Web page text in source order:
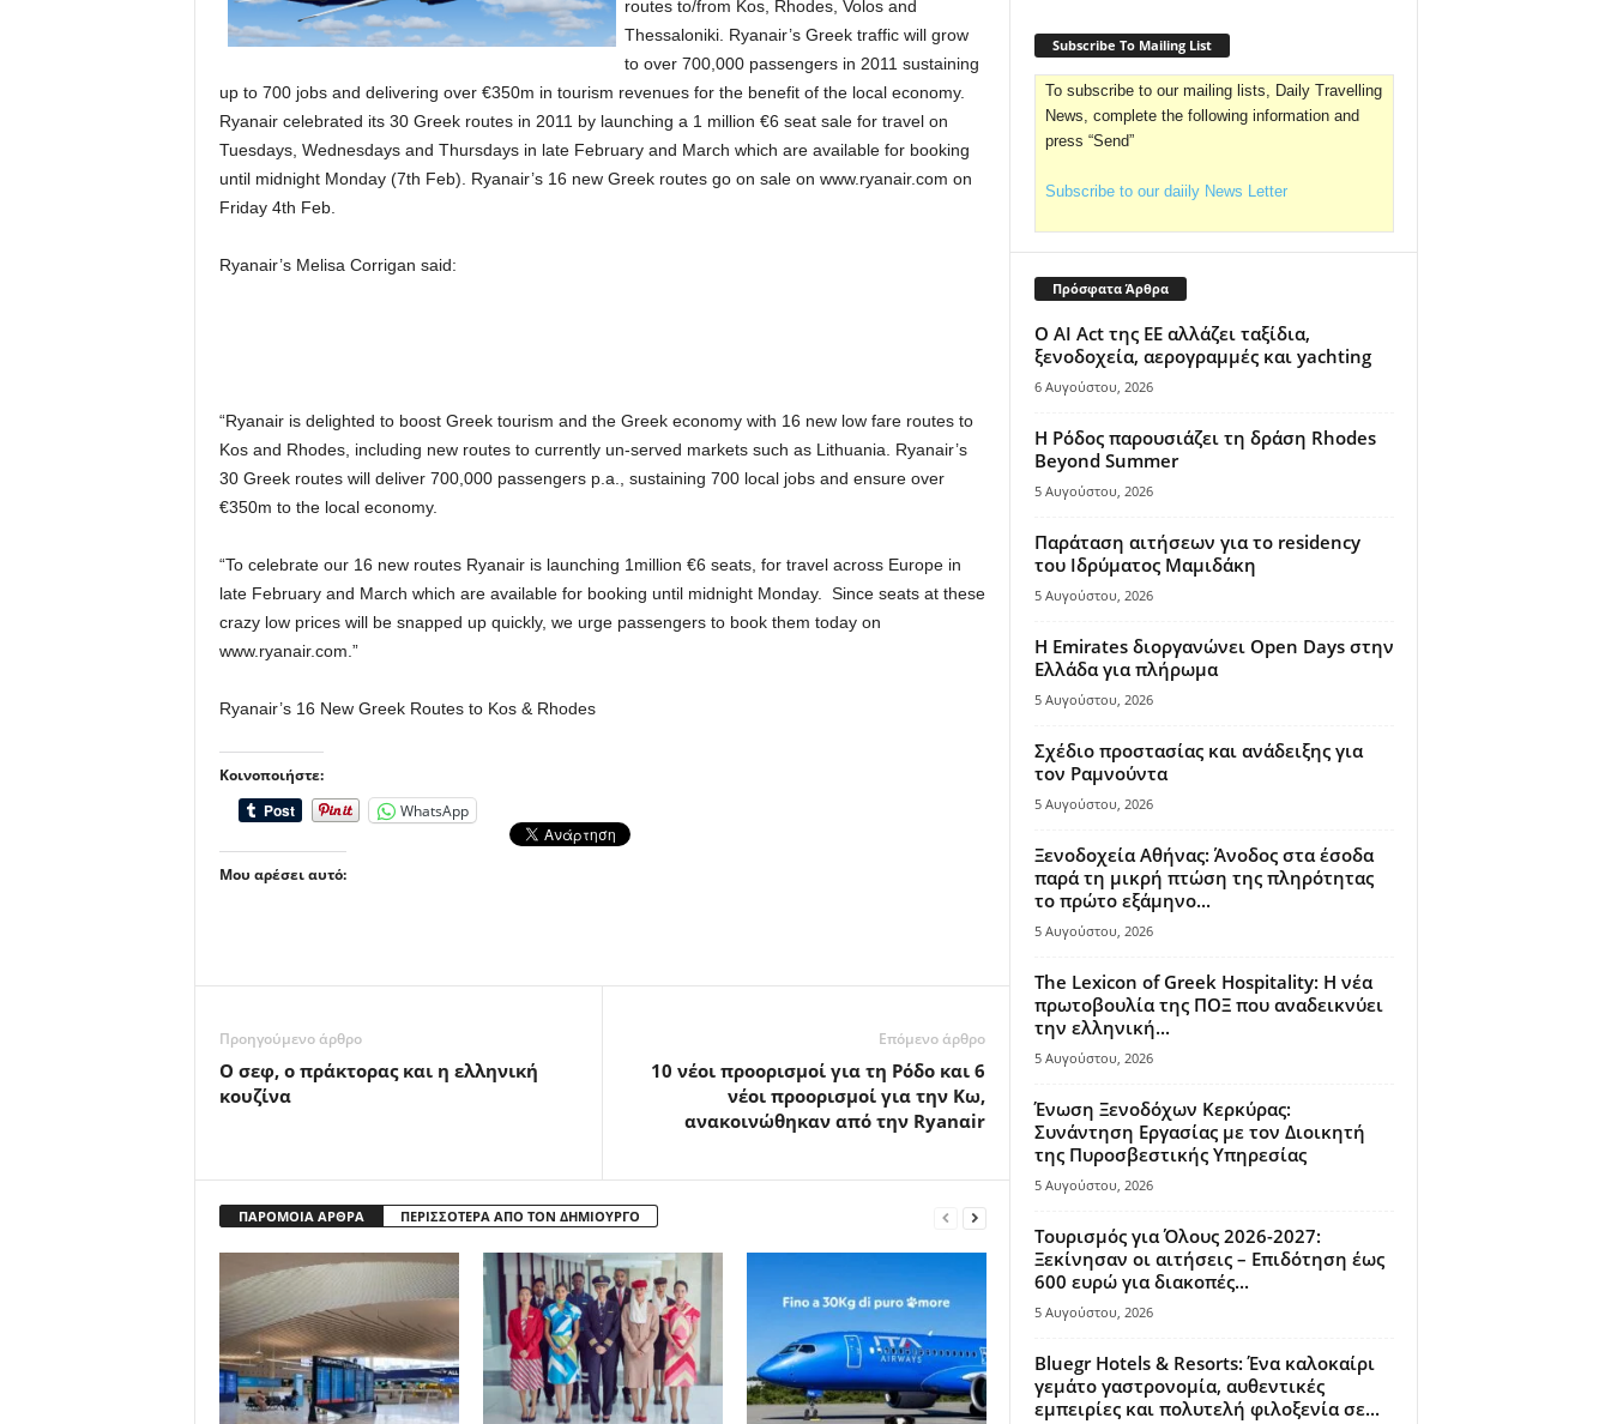
routes to/from Kos, Rhodes, Volos and
Thessaloniki. Ryanair’s Greek traffic will grow
to over 700,000 passengers in 2011 sustaining
up to 700 jobs and delivering over €350m in tourism revenues for the benefit of the local economy.
Ryanair celebrated its 30 Greek routes in 2011 by launching a 1 million €6 seat sale for travel on
Tuesdays, Wednesdays and Thursdays in late February and March which are available for booking
until midnight Monday (7th Feb). Ryanair’s 16 new Greek routes go on sale on www.ryanair.com on
Friday 4th Feb.
Ryanair’s Melisa Corrigan said:
“Ryanair is delighted to boost Greek tourism and the Greek economy with 16 new low fare routes to
Kos and Rhodes, including new routes to currently un-served markets such as Lithuania. Ryanair’s
30 Greek routes will deliver 700,000 passengers p.a., sustaining 700 local jobs and ensure over
€350m to the local economy.
“To celebrate our 16 new routes Ryanair is launching 1million €6 seats, for travel across Europe in
late February and March which are available for booking until midnight Monday. Since seats at these
crazy low prices will be snapped up quickly, we urge passengers to book them today on
www.ryanair.com.”
Ryanair’s 16 New Greek Routes to Kos & Rhodes
Κοινοποιήστε:
WhatsApp
Μου αρέσει αυτό:
Προηγούμενο άρθρο
Ο σεφ, ο πράκτορας και η ελληνική
κουζίνα
Επόμενο άρθρο
10 νέοι προορισμοί για τη Ρόδο και 6
νέοι προορισμοί για την Κω,
ανακοινώθηκαν από την Ryanαir
ΠΑΡΟΜΟΙΑ ΑΡΘΡΑ ΠΕΡΙΣΣΟΤΕΡΑ ΑΠΟ ΤΟΝ ΔΗΜΙΟΥΡΓΟ
Subscribe To Mailing List
To subscribe to our mailing lists, Daily Travelling
News, complete the following information and
press “Send”
Subscribe to our daiily News Letter
Πρόσφατα Άρθρα
Ο AI Act της ΕΕ αλλάζει ταξίδια,
ξενοδοχεία, αερογραμμές και yachting
6 Αυγούστου, 2026
Η Ρόδος παρουσιάζει τη δράση Rhodes
Beyond Summer
5 Αυγούστου, 2026
Παράταση αιτήσεων για το residency
του Ιδρύματος Μαμιδάκη
5 Αυγούστου, 2026
Η Emirates διοργανώνει Open Days στην
Ελλάδα για πλήρωμα
5 Αυγούστου, 2026
Σχέδιο προστασίας και ανάδειξης για
τον Ραμνούντα
5 Αυγούστου, 2026
Ξενοδοχεία Αθήνας: Άνοδος στα έσοδα
παρά τη μικρή πτώση της πληρότητας
το πρώτο εξάμηνο...
5 Αυγούστου, 2026
The Lexicon of Greek Hospitality: Η νέα
πρωτοβουλία της ΠΟΞ που αναδεικνύει
την ελληνική...
5 Αυγούστου, 2026
Ένωση Ξενοδόχων Κερκύρας:
Συνάντηση Εργασίας με τον Διοικητή
της Πυροσβεστικής Υπηρεσίας
5 Αυγούστου, 2026
Τουρισμός για Όλους 2026-2027:
Ξεκίνησαν οι αιτήσεις – Επιδότηση έως
600 ευρώ για διακοπές...
5 Αυγούστου, 2026
Bluegr Hotels & Resorts: Ένα καλοκαίρι
γεμάτο γαστρονομία, αυθεντικές
εμπειρίες και πολυτελή φιλοξενία σε...